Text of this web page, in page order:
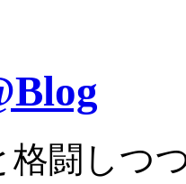
格闘しつ